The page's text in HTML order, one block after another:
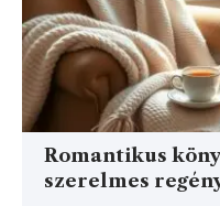
Romantikus
szerelmes